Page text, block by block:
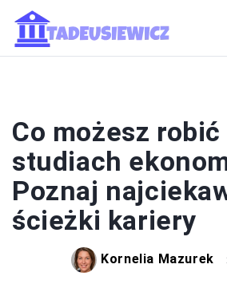
Co możesz robić
studiach
Poznaj
ścieżki kariery
Kornelia Mazurek